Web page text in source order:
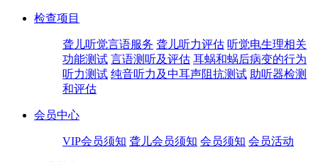
检查项目
聋儿听觉言语服务 聋儿听力评估 听觉电生理相关
功能测试 言语测听及评估 耳蜗和蜗后病变的行为
听力测试 纯音听力及中耳声阻抗测试 助听器检测
和评估
会员中心
VIP会员须知 聋儿会员须知 会员须知 会员活动